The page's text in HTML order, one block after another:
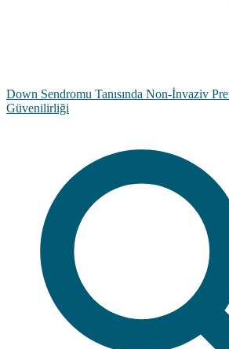
Down Sendromu Tanısında Non-İnvaziv
Güvenilirliği